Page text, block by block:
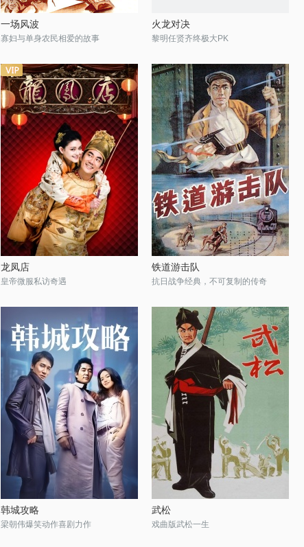
一场风波
寡妇与单身农民相爱的故事
火龙对决
黎明任贤齐终极大PK
龙凤店
皇帝微服私访奇遇
铁道游击队
抗日战争经典，不可复制的传奇
韩城攻略
梁朝伟爆笑动作喜剧力作
武松
戏曲版武松一生